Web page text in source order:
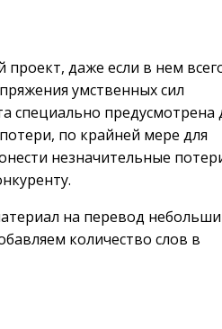
даже если в нем
умственных сил
специально предусмотрена
по крайней мере для
незначительные
на перевод
количество слов в